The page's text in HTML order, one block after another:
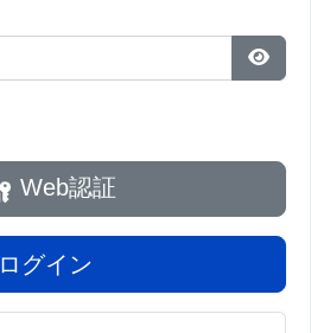
パス
Web認証
ログイン